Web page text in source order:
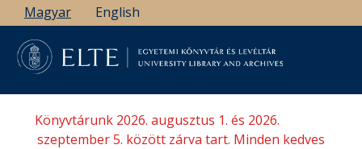
Ugrás
a
tartalomra
Magyar English
Könyvtárunk 2026. augusztus 1. és 2026.
szeptember 5. között zárva tart. Minden kedves